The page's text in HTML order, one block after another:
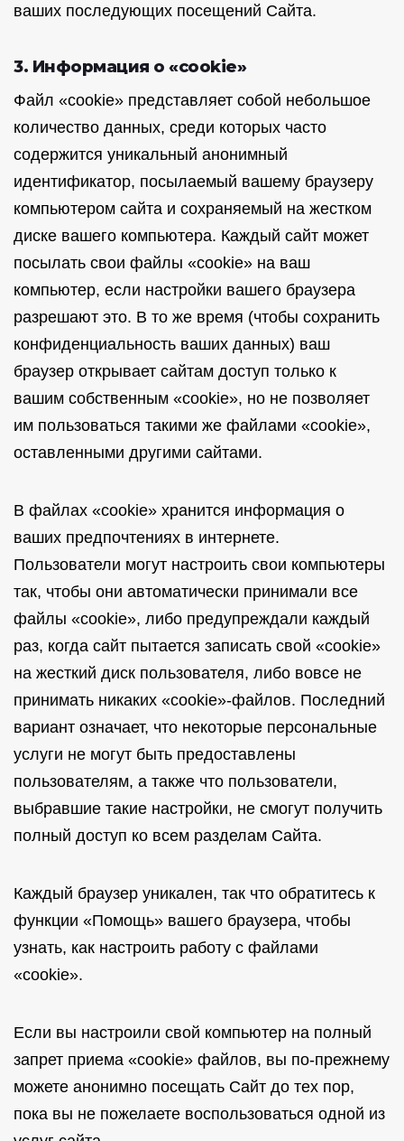
ваших последующих посещений Сайта.
3. Информация о «cookie»
Файл «cookie» представляет собой небольшое
количество данных, среди которых часто
содержится уникальный анонимный
идентификатор, посылаемый вашему браузеру
компьютером сайта и сохраняемый на жестком
диске вашего компьютера. Каждый сайт может
посылать свои файлы «cookie» на ваш
компьютер, если настройки вашего браузера
разрешают это. В то же время (чтобы сохранить
конфиденциальность ваших данных) ваш
браузер открывает сайтам доступ только к
вашим собственным «cookie», но не позволяет
им пользоваться такими же файлами «cookie»,
оставленными другими сайтами.
В файлах «cookie» хранится информация о
ваших предпочтениях в интернете.
Пользователи могут настроить свои компьютеры
так, чтобы они автоматически принимали все
файлы «cookie», либо предупреждали каждый
раз, когда сайт пытается записать свой «cookie»
на жесткий диск пользователя, либо вовсе не
принимать никаких «cookie»-файлов. Последний
вариант означает, что некоторые персональные
услуги не могут быть предоставлены
пользователям, а также что пользователи,
выбравшие такие настройки, не смогут получить
полный доступ ко всем разделам Сайта.
Каждый браузер уникален, так что обратитесь к
функции «Помощь» вашего браузера, чтобы
узнать, как настроить работу с файлами
«cookie».
Если вы настроили свой компьютер на полный
запрет приема «cookie» файлов, вы по-прежнему
можете анонимно посещать Сайт до тех пор,
пока вы не пожелаете воспользоваться одной из